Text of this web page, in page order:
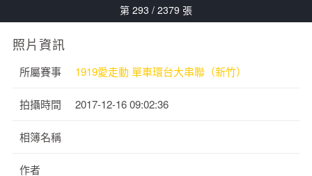
第 293 / 2379 張
照片資訊
所屬賽事 1919愛走動 單車環台大串聯（新竹）
拍攝時間 2017-12-16 09:02:36
相簿名稱
作者